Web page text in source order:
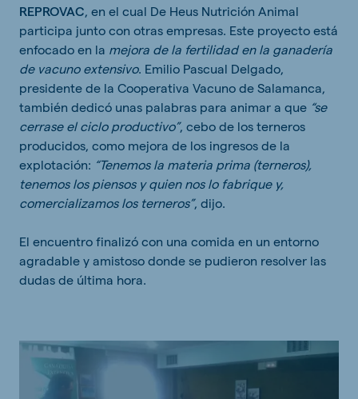
REPROVAC, en el cual De Heus Nutrición Animal
participa junto con otras empresas. Este proyecto está
enfocado en la mejora de la fertilidad en la ganadería
de vacuno extensivo. Emilio Pascual Delgado,
presidente de la Cooperativa Vacuno de Salamanca,
también dedicó unas palabras para animar a que “se
cerrase el ciclo productivo”, cebo de los terneros
producidos, como mejora de los ingresos de la
explotación: “Tenemos la materia prima (terneros),
tenemos los piensos y quien nos lo fabrique y,
comercializamos los terneros”, dijo.
El encuentro finalizó con una comida en un entorno
agradable y amistoso donde se pudieron resolver las
dudas de última hora.